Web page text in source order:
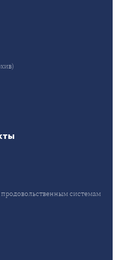
системам